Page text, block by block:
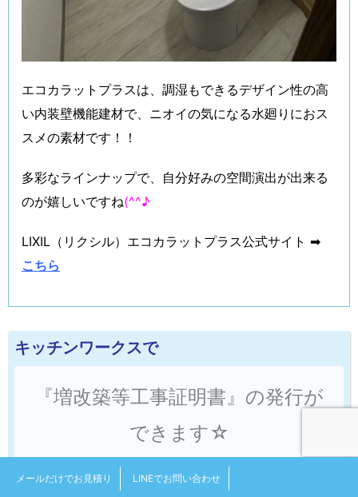
エコカラットプラスは、調湿もできるデザイン性の高
い内装壁機能建材で、ニオイの気になる水廻りにおス
スメの素材です！！
多彩なラインナップで、自分好みの空間演出が出来る
のが嬉しいですね(^^♪
LIXIL（リクシル）エコカラットプラス公式サイト ➡
こちら
キッチンワークスで
『増改築等工事証明書』の発行が
できます☆
※ リフォーム減税の対象となる工事が、一定の条件を満
メールだけでお見積り LINEでお問い合わせ